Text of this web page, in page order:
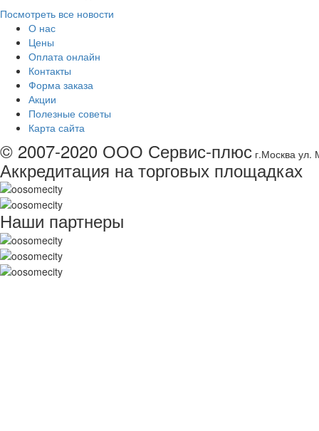
Посмотреть все новости
О нас
Цены
Оплата онлайн
Контакты
Форма заказа
Акции
Полезные советы
Карта сайта
© 2007-2020 ООО Сервис-плюс г.Москва ул.
Аккредитация на торговых площадках
Наши партнеры